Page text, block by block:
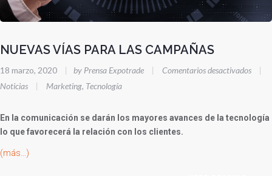
NUEVAS VÍAS PARA LAS CAMPAÑAS
18 marzo, 2020 | by Prensa Expotrade | Comentarios desactivadosen
PARA
|
Noticias
| Marketing, Tecnología
En la comunicación se darán los mayores avances de la tecnología
lo que favorecerá la relación con los clientes.
(más…)